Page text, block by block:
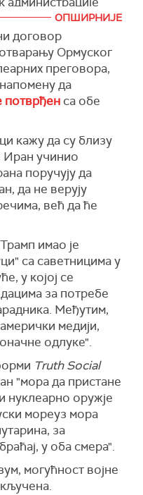
кроз
бродове и
мореуз има
за Иран, као и да
било какве
у вези са тим
је нагласио, "нико
ово право".
споразум и даље
још треба да се
иранских
се на високог
споразума којим
САД са Ираном за
о
али није
је Трамп донео
споразум са
у Ситуационој
састанак са
за националну
коначну одлуку о
ОПШИРНИЈЕ
договор
Ормуског
преговора,
напомену да
потврђен са обе
кажу да су близу
Иран учинио
поручују да
да не верују
већ да ће
имао је
са саветницима у
у којој се
за потребе
Међутим,
медији,
одлуке".
Тruth Social
"мора да пристане
нуклеарно оружје
мореуз мора
за
у оба смера".
могућност војне